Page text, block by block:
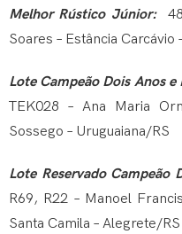
Melhor Rústico Júnior:
Soares – Estância
Lote Campeão Dois Anos e
TEK028 – Ana Maria
Sossego – Uruguaiana/RS
Lote Reservado Campeão
R69, R22 – Manoel
Santa Camila – Alegrete/RS